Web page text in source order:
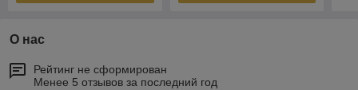
О нас
Рейтинг не сформирован
Менее 5 отзывов за последний год